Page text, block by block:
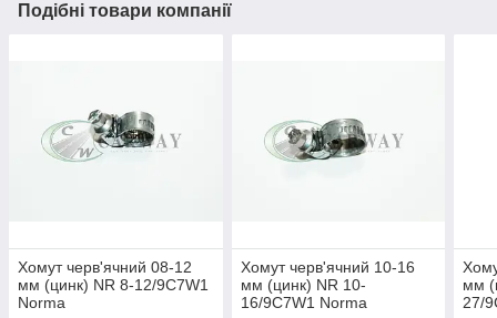
Подібні товари компанії
Хомут черв'ячний 08-12
мм (цинк) NR 8-12/9C7W1
Norma
Хомут черв'ячний 10-16
мм (цинк) NR 10-
16/9C7W1 Norma
мм
27/